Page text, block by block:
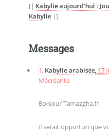
[| Kabylie aujourd’hui :
Kabylie|]
Messages
1. Kabylie arabisée, 17
Mécréante
Bonjour Tamazgha.fr
Il serait opportun que